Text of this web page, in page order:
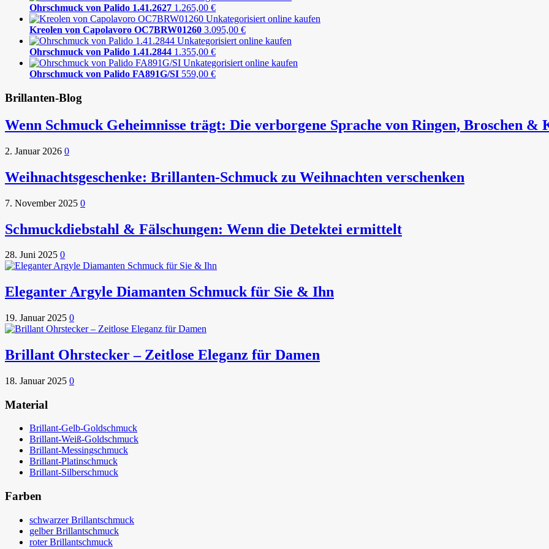
Ohrschmuck von Palido 1.41.2627 1.265,00 €
Kreolen von Capolavoro OC7BRW01260 3.095,00 €
Ohrschmuck von Palido 1.41.2844 1.355,00 €
Ohrschmuck von Palido FA891G/SI 559,00 €
Brillanten-Blog
Wenn Schmuck Geheimnisse trägt: Die verborgene Sprache von Ringen, Broschen &
2. Januar 2026 0
Weihnachtsgeschenke: Brillanten-Schmuck zu Weihnachten verschenken
7. November 2025 0
Schmuckdiebstahl & Fälschungen: Wenn die Detektei ermittelt
28. Juni 2025 0
Eleganter Argyle Diamanten Schmuck für Sie & Ihn
19. Januar 2025 0
Brillant Ohrstecker – Zeitlose Eleganz für Damen
18. Januar 2025 0
Material
Brillant-Gelb-Goldschmuck
Brillant-Weiß-Goldschmuck
Brillant-Messingschmuck
Brillant-Platinschmuck
Brillant-Silberschmuck
Farben
schwarzer Brillantschmuck
gelber Brillantschmuck
roter Brillantschmuck